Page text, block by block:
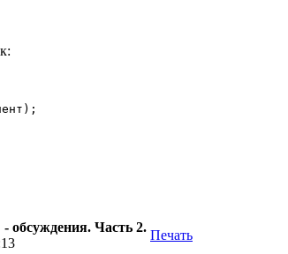
Часть 2.
Печать